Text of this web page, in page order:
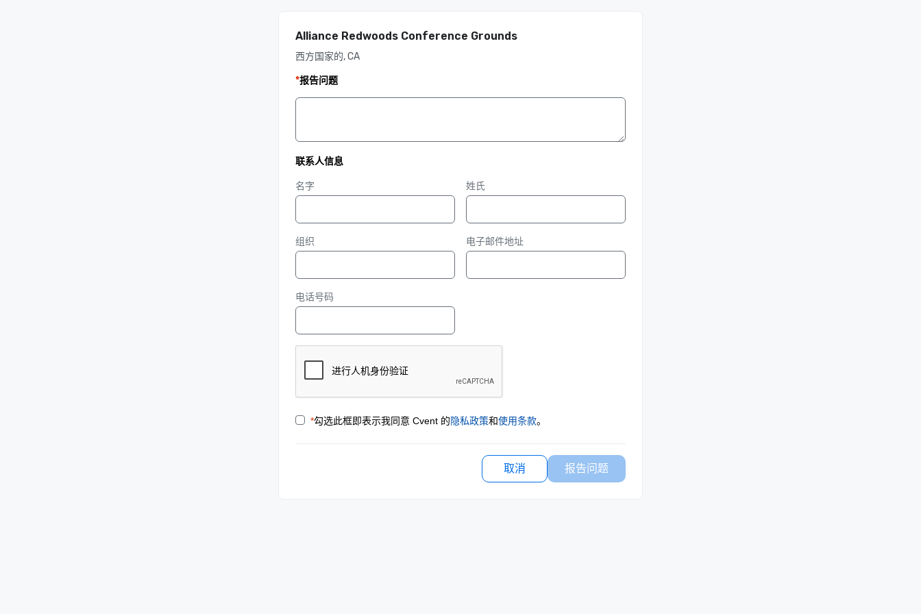
Alliance Redwoods Conference Grounds
西方国家的, CA
*报告问题
联系人信息
名字 姓氏
组织 电子邮件地址
电话号码
*勾选此框即表示我同意 Cvent 的隐私政策和使用条款。
取消 报告问题